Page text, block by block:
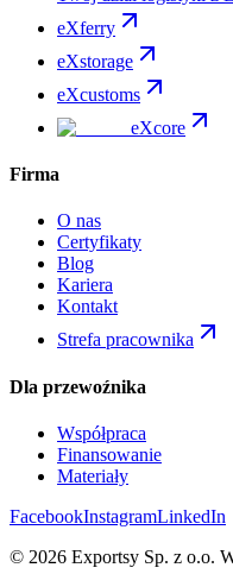
eXferry
eXstorage
eXcustoms
eXcore
Firma
O nas
Certyfikaty
Blog
Kariera
Kontakt
Strefa pracownika
Dla przewoźnika
Współpraca
Finansowanie
Materiały
FacebookInstagramLinkedIn
© 2026 Exportsy Sp. z o.o.